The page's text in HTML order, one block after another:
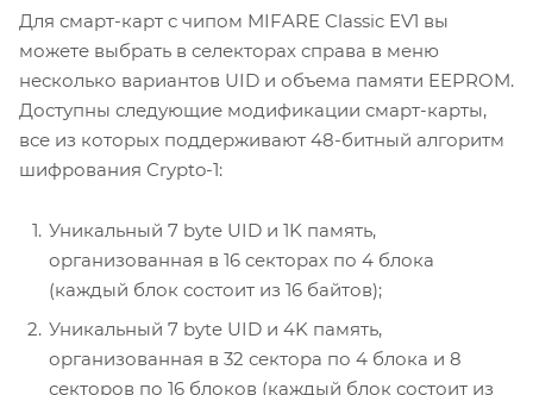
Для смарт-карт с чипом MIFARE Classic EV1 вы
можете выбрать в селекторах справа в меню
несколько вариантов UID и объема памяти EEPROM.
Доступны следующие модификации смарт-карты,
все из которых поддерживают 48-битный алгоритм
шифрования Crypto-1:
Уникальный 7 byte UID и 1K память,
организованная в 16 секторах по 4 блока
(каждый блок состоит из 16 байтов);
Уникальный 7 byte UID и 4K память,
организованная в 32 сектора по 4 блока и 8
секторов по 16 блоков (каждый блок состоит из